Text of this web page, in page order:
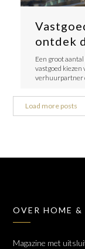
ontdek
Een groot
vastgoed
verhuurpartner
Load more posts
OVER HOME &
Magazine met